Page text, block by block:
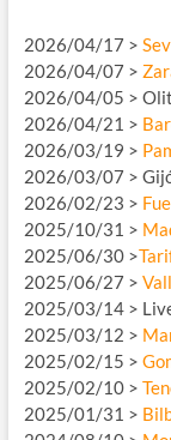
2026/04/17 >
2026/04/07 >
2026/04/05 >
2026/04/21 >
2026/03/19 >
2026/03/07 >
2026/02/23 >
2025/10/31 >
2025/06/30 >
2025/06/27 >
2025/03/14 >
2025/03/12 >
2025/02/15 >
2025/02/10 >
2025/01/31 >